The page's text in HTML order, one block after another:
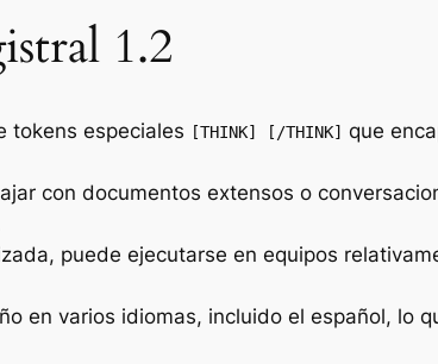
1.2
tokens especiales [THINK] [/THINK] que
con documentos extensos o
puede ejecutarse en equipos
en varios idiomas, incluido el español, lo